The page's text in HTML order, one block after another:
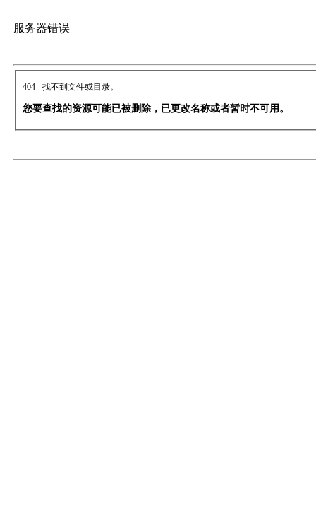
服务器错误
404 - 找不到文件或目录。
您要查找的资源可能已被删除，已更改名称或者暂时不可用。